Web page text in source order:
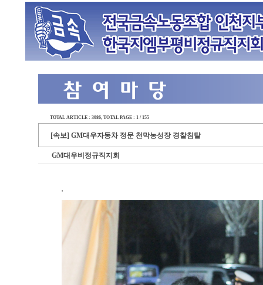
TOTAL ARTICLE : 3086, TOTAL PAGE : 1 / 155
[속보] GM대우자동차 정문 천막농성장 경찰침탈
GM대우비정규직지회
'